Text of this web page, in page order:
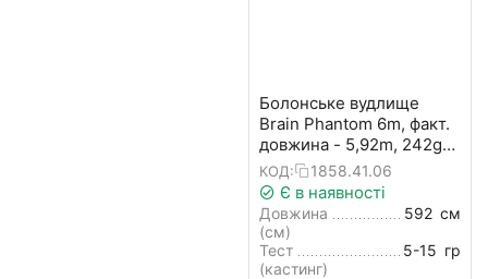
Болонське вудлище
Brain Phantom 6m, факт.
довжина - 5,92m, 242g
(телескопічне, з
кільцями) + чохол та
захист на кільця
КОД: 1858.41.06
Є в наявності
Довжина
(см)
592 см
Тест
(кастинг)
5-15 гр